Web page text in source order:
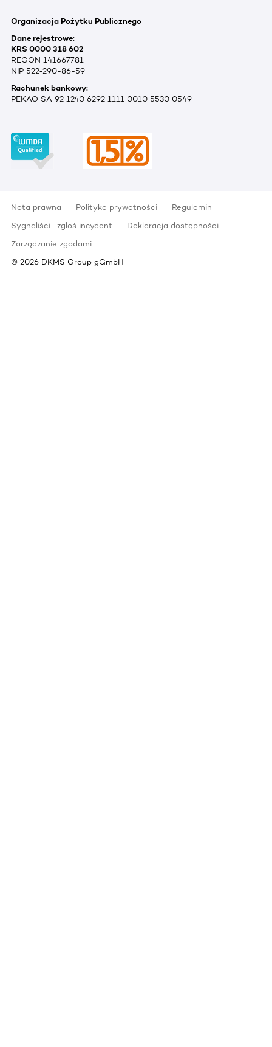
Organizacja Pożytku Publicznego
Dane rejestrowe:
KRS 0000 318 602
REGON 141667781
NIP 522-290-86-59
Rachunek bankowy:
PEKAO SA 92 1240 6292 1111 0010 5530 0549
Nota prawna Polityka prywatności
Regulamin
Sygnaliści- zgłoś incydent
Deklaracja dostępności
Zarządzanie zgodami
© 2026 DKMS Group gGmbH